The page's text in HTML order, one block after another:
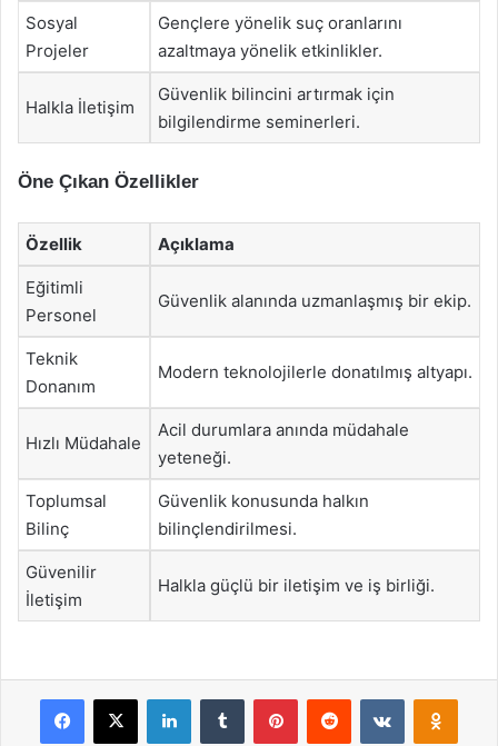
Sosyal
Projeler
Gençlere yönelik suç oranlarını
azaltmaya yönelik etkinlikler.
Halkla İletişim
Güvenlik bilincini artırmak için
bilgilendirme seminerleri.
Öne Çıkan Özellikler
Özellik Açıklama
Eğitimli
Personel
Güvenlik alanında uzmanlaşmış bir ekip.
Teknik
Donanım
Modern teknolojilerle donatılmış altyapı.
Hızlı Müdahale
Acil durumlara anında müdahale
yeteneği.
Toplumsal
Bilinç
Güvenlik konusunda halkın
bilinçlendirilmesi.
Güvenilir
İletişim
Halkla güçlü bir iletişim ve iş birliği.
Facebook
X LinkedInTumblr PinterestReddit VKontakte